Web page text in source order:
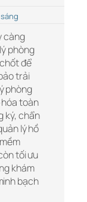
càng
phòng
để
trải
phòng
toàn
ký, chẩn
lý hồ
tối ưu
khám
bạch